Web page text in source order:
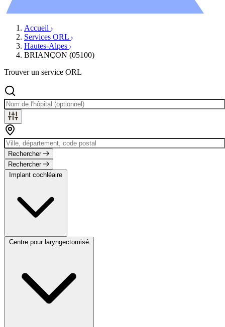
Accueil
Services ORL
Hautes-Alpes
BRIANÇON (05100)
Trouver un service ORL
Rechercher
Rechercher
Implant cochléaire
Centre pour laryngectomisé